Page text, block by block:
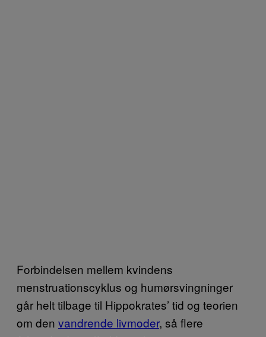
Forbindelsen mellem kvindens
menstruationscyklus og humørsvingninger
går helt tilbage til Hippokrates’ tid og teorien
om den vandrende livmoder, så flere